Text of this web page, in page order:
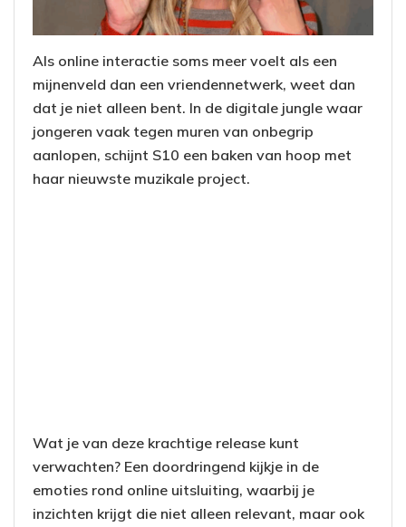
Als online interactie soms meer voelt als een
mijnenveld dan een vriendennetwerk, weet dan
dat je niet alleen bent. In de digitale jungle waar
jongeren vaak tegen muren van onbegrip
aanlopen, schijnt S10 een baken van hoop met
haar nieuwste muzikale project.
Wat je van deze krachtige release kunt
verwachten? Een doordringend kijkje in de
emoties rond online uitsluiting, waarbij je
inzichten krijgt die niet alleen relevant, maar ook